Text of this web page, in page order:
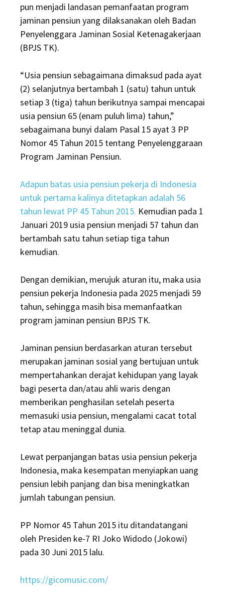
pun menjadi landasan pemanfaatan program
jaminan pensiun yang dilaksanakan oleh Badan
Penyelenggara Jaminan Sosial Ketenagakerjaan
(BPJS TK).
“Usia pensiun sebagaimana dimaksud pada ayat
(2) selanjutnya bertambah 1 (satu) tahun untuk
setiap 3 (tiga) tahun berikutnya sampai mencapai
usia pensiun 65 (enam puluh lima) tahun,”
sebagaimana bunyi dalam Pasal 15 ayat 3 PP
Nomor 45 Tahun 2015 tentang Penyelenggaraan
Program Jaminan Pensiun.
Adapun batas usia pensiun pekerja di Indonesia
untuk pertama kalinya ditetapkan adalah 56
tahun lewat PP 45 Tahun 2015. Kemudian pada 1
Januari 2019 usia pensiun menjadi 57 tahun dan
bertambah satu tahun setiap tiga tahun
kemudian.
Dengan demikian, merujuk aturan itu, maka usia
pensiun pekerja Indonesia pada 2025 menjadi 59
tahun, sehingga masih bisa memanfaatkan
program jaminan pensiun BPJS TK.
Jaminan pensiun berdasarkan aturan tersebut
merupakan jaminan sosial yang bertujuan untuk
mempertahankan derajat kehidupan yang layak
bagi peserta dan/atau ahli waris dengan
memberikan penghasilan setelah peserta
memasuki usia pensiun, mengalami cacat total
tetap atau meninggal dunia.
Lewat perpanjangan batas usia pensiun pekerja
Indonesia, maka kesempatan menyiapkan uang
pensiun lebih panjang dan bisa meningkatkan
jumlah tabungan pensiun.
PP Nomor 45 Tahun 2015 itu ditandatangani
oleh Presiden ke-7 RI Joko Widodo (Jokowi)
pada 30 Juni 2015 lalu.
https://gicomusic.com/